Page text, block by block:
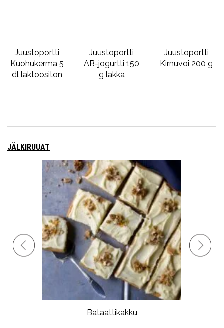
Juustoportti
Kuohukerma 5
dl laktoositon
Juustoportti
AB-jogurtti 150
g lakka
Juustoportti
Kirnuvoi 200 g
JÄLKIRUUAT
Bataattikakku